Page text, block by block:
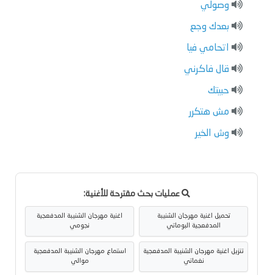
وصولي
بعدك وجع
اتحامي فيا
قال فاكرني
حبيتك
مش هتكرر
وش الخير
عمليات بحث مقترحة للأغنية:
تحميل اغنية مهرجان الشنيبة
المدفعجية البوماتي
اغنية مهرجان الشنيبة المدفعجية
نجومي
تنزيل اغنية مهرجان الشنيبة المدفعجية
نغماتي
استماع مهرجان الشنيبة المدفعجية
موالي